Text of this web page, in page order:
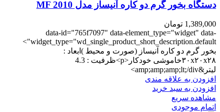
دستگاه بخور گرم دو کاره آنیساز مدل MF 2010
1,389,000 تومان
data-id="765f7097" data-element_type="widget" data-
widget_type="wd_single_product_short_description.default">
بخور گرم دو کاره آنیساز (صورت و محیط )ابعاد :
۳۰x۲۰x۲۸خاموشی خودکار<p>ظرفیت : 4.3
لیتر&amp;amp;amp;lt;/div>
افزودن به علاقه مندی
افزودن به سبد خرید
مشاهده سریع
اتمام موجودی